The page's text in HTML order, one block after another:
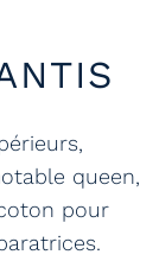
queen,
pour